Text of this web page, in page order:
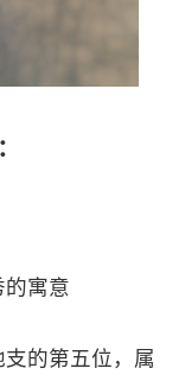
寓意
的第五位，属